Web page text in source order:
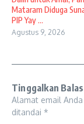
Mataram Diduga
PIP Yay ...
Agustus 9, 2026
Tinggalkan
Alamat email
ditandai *